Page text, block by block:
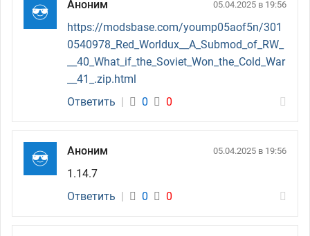
Аноним 05.04.2025 в 19:56
https://modsbase.com/yoump05aof5n/301
0540978_Red_Worldux__A_Submod_of_RW_
__40_What_if_the_Soviet_Won_the_Cold_War
__41_.zip.html
Ответить
0 0
Аноним 05.04.2025 в 19:56
1.14.7
Ответить
0 0